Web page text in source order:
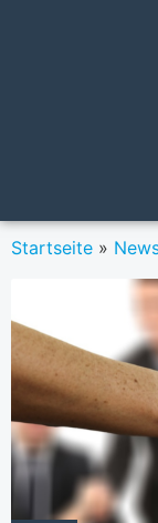
Startseite »